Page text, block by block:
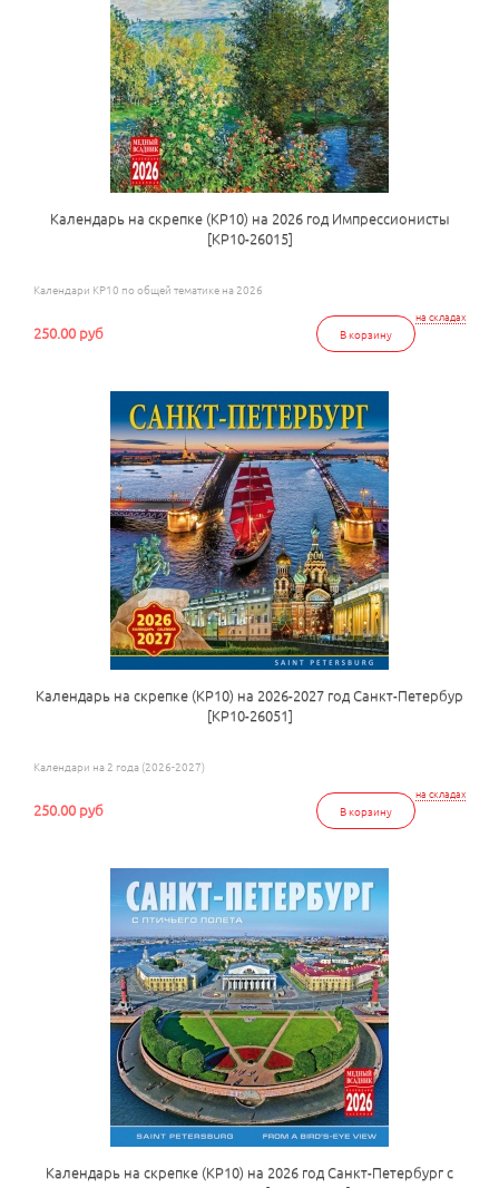
Календарь на скрепке (КР10) на 2026 год Импрессионисты
[КР10-26015]
Календари КР10 по общей тематике на 2026
на складах
В корзину
250.00 руб
Календарь на скрепке (КР10) на 2026-2027 год Санкт-Петербур
[КР10-26051]
Календари на 2 года (2026-2027)
на складах
В корзину
250.00 руб
Календарь на скрепке (КР10) на 2026 год Санкт-Петербург с